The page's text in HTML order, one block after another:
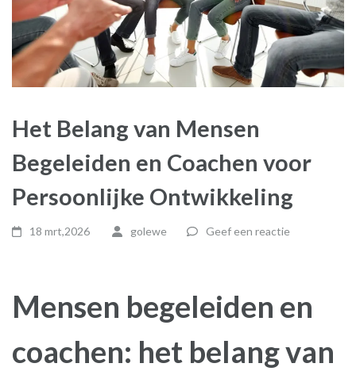
Het Belang van Mensen
Begeleiden en Coachen voor
Persoonlijke Ontwikkeling
18 mrt,2026 golewe Geef een reactie
Mensen begeleiden en
coachen: het belang van